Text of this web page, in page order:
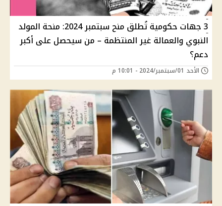
3 جهات حكومية تُطلق منح سبتمبر 2024: منحة المولد
النبوي والعمالة غير المنتظمة – من سيحصل على أكبر
دعم؟
الأحد 01/سبتمبر/2024 - 10:01 م